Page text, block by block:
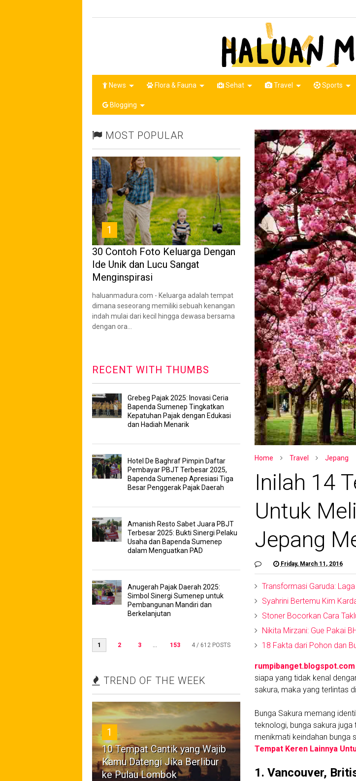
News Flora & Fauna Sehat Travel Sports
Blogging
Home Travel Jepang
Inilah 14
Untuk
Jepang
Friday, March 11, 2016
Transformasi Garuda:
Syahrini Bertemu Kim
Stoner Bocorkan Cara
Nikita Mirzani: Gue Pakai
18 Fakta dari Pohon dan
rumpibanget.blogspot.com
siapa yang tidak kenal
sakura, maka yang terlintas
Bunga Sakura memang
teknologi, bunga sakura
menikmati keindahan bunga
Tempat Keren Lainnya
1. Vancouver,
MOST POPULAR
1
30 Contoh Foto Keluarga Dengan
Ide Unik dan Lucu Sangat
Menginspirasi
haluanmadura.com - Keluarga adalah tempat
dimana seseorang memiliki sebuah kenangan
indah mulai dari kecil hingga dewasa bersama
dengan ora...
RECENT WITH THUMBS
Grebeg Pajak 2025: Inovasi Ceria
Bapenda Sumenep Tingkatkan
Kepatuhan Pajak dengan Edukasi
dan Hadiah Menarik
Hotel De Baghraf Pimpin Daftar
Pembayar PBJT Terbesar 2025,
Bapenda Sumenep Apresiasi Tiga
Besar Penggerak Pajak Daerah
Amanish Resto Sabet Juara PBJT
Terbesar 2025: Bukti Sinergi Pelaku
Usaha dan Bapenda Sumenep
dalam Menguatkan PAD
Anugerah Pajak Daerah 2025:
Simbol Sinergi Sumenep untuk
Pembangunan Mandiri dan
Berkelanjutan
1 2 3 ... 153 4/ 612 POSTS
TREND OF THE WEEK
1
10 Tempat Cantik yang Wajib
Kamu Datengi Jika Berlibur
ke Pulau Lombok